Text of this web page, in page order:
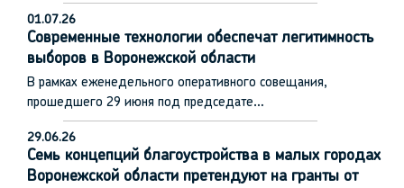
01.07.26
Современные технологии обеспечат легитимность
выборов в Воронежской области
В рамках еженедельного оперативного совещания,
прошедшего 29 июня под председате…
29.06.26
Семь концепций благоустройства в малых городах
Воронежской области претендуют на гранты от